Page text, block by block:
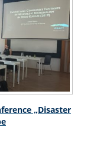
„Disaster